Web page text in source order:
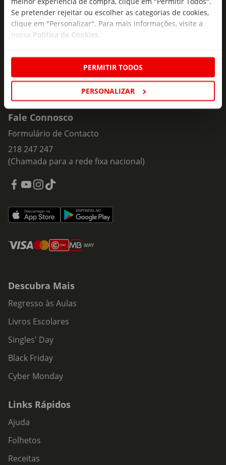
Se pretender rejeitar ou escolher as categorias de cookies,
clique em "Personalizar". Para mais informações, visite a
nossa Política de Cookies.
PERMITIR TODOS
PERSONALIZAR
ofertas e novidades para si.
Insira o seu e-
mail
Fale Connosco
Formulário de Contacto
218 247 247
(Chamada para a rede fixa nacional)
Descubra Mais
Regresso às Aulas
Livros Escolares
Singles' Day
Black Friday
Cyber Monday
Links Rápidos
Ajuda
Folhetos
Receitas